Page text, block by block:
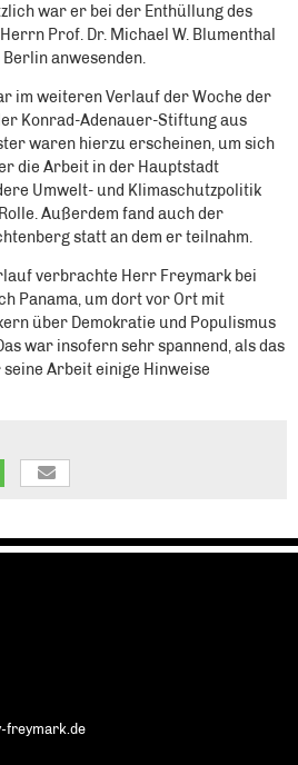
war er bei der Enthüllung des
Prof. Dr. Michael W. Blumenthal
anwesenden.
im weiteren Verlauf der Woche der
Konrad-Adenauer-Stiftung aus
waren hierzu erscheinen, um sich
die Arbeit in der Hauptstadt
Umwelt- und Klimaschutzpolitik
Außerdem fand auch der
statt an dem er teilnahm.
verbrachte Herr Freymark bei
Panama, um dort vor Ort mit
über Demokratie und Populismus
war insofern sehr spannend, als das
Arbeit einige Hinweise
freymark.de